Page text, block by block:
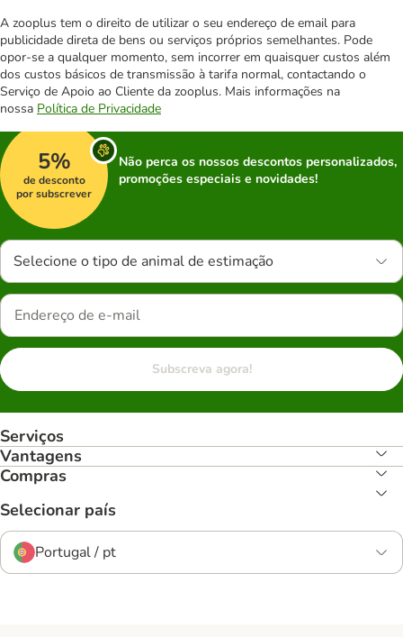
A zooplus tem o direito de utilizar o seu endereço de email para
publicidade direta de bens ou serviços próprios semelhantes. Pode
opor-se a qualquer momento, sem incorrer em quaisquer custos além
dos custos básicos de transmissão à tarifa normal, contactando o
Serviço de Apoio ao Cliente da zooplus. Mais informações na
nossa Política de Privacidade
5%
de desconto
por subscrever
Não perca os nossos descontos personalizados,
promoções especiais e novidades!
Selecione o tipo de animal de estimação
Subscreva agora!
Serviços
Vantagens
Compras
Selecionar país
Portugal / pt